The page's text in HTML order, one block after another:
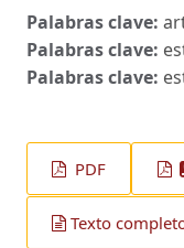
Palabras clave:
Palabras clave:
Palabras clave:
PDF
Texto